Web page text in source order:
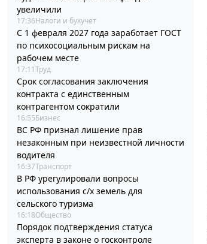
увеличили
17:36Налоги и бухучет
С 1 февраля 2027 года заработает ГОСТ
по психосоциальным рискам на
рабочем месте
17:11Труд
Срок согласования заключения
контракта с единственным
контрагентом сократили
16:55Бизнес
ВС РФ признал лишение прав
незаконным при неизвестной личности
водителя
16:37Транспорт
В РФ урегулировали вопросы
использования с/х земель для
сельского туризма
16:18Общество
Порядок подтверждения статуса
эксперта в законе о госконтроле